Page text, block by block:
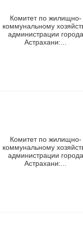
Комитет по жилищно-
коммунальному
администрации города
Астрахани:...
Комитет по жилищно-
коммунальному
администрации города
Астрахани:...